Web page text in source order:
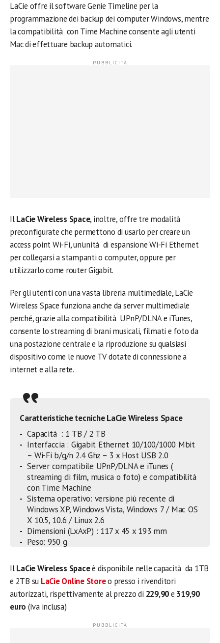
LaCie offre il software Genie Timeline per la
programmazione dei backup dei computer Windows, mentre
la compatibilità con Time Machine consente agli utenti
Mac di effettuare backup automatici.
IlLaCie Wireless Space, inoltre, offre tre modalità
preconfigurate che permettono di usarlo per creare un
access point Wi-Fi, un’unità di espansione Wi-Fi Ethernet
per collegarsi a stampanti o computer, oppure per
utilizzarlo come router Gigabit.
Per gli utenti con una vasta libreria multimediale, LaCie
Wireless Space funziona anche da server multimediale
perché, grazie alla compatibilità UPnP/DLNA e iTunes,
consente lo streaming di brani musicali, filmati e foto da
una postazione centrale e la riproduzione su qualsiasi
dispositivo come le nuove TV dotate di connessione a
internet e alla rete.
Caratteristiche tecniche LaCie Wireless Space
Capacità : 1 TB / 2 TB
Interfaccia : Gigabit Ethernet 10/100/1000 Mbit
– Wi-Fi b/g/n 2.4 Ghz – 3 x Host USB 2.0
Server compatibile UPnP/DLNA e iTunes (
streaming di film, musica o foto) e compatibilità
con Time Machine
Sistema operativo: versione più recente di
Windows XP, Windows Vista, Windows 7 / Mac OS
X 10.5, 10.6 / Linux 2.6
Dimensioni (LxAxP) : 117 x 45 x 193 mm
Peso: 950 g
IlLaCie Wireless Spaceè disponibile nelle capacità da 1TB
e 2TB su LaCie Online Storeo presso i rivenditori
autorizzati, rispettivamente al prezzo di 229,90e 319,90
euro (Iva inclusa)